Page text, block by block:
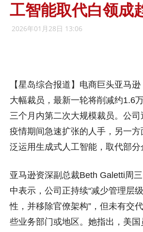
工智能取代白领成
2026年01月28日 13:06
【星岛综合报道】电商巨头亚马
大幅裁员，最新一轮将削减约1.6
三个月内第二次大规模裁员。公
疫情期间急速扩张的人手，另一
泛运用生成式人工智能，取代部分
亚马逊资深副总裁Beth Galetti周
中表示，公司正持续“减少管理层
性，并移除官僚架构”，但未有交
些业务部门或地区。她指出，美